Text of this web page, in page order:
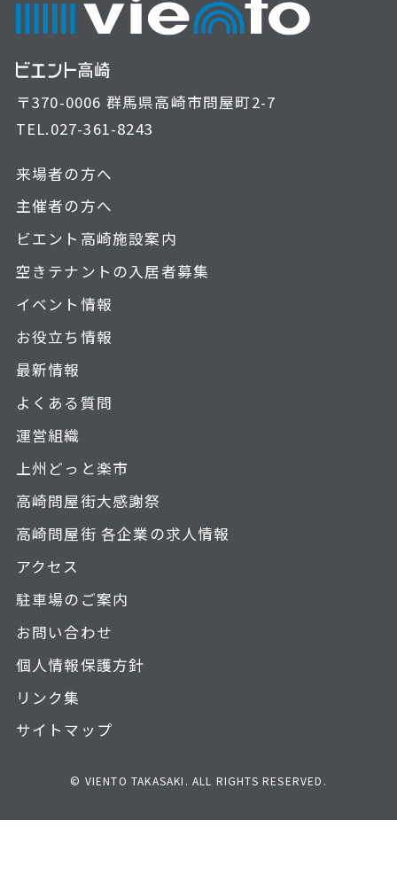
〒370-0006 群馬県高崎市問屋町2-7
TEL.027-361-8243
来場者の方へ
主催者の方へ
ビエント高崎施設案内
空きテナントの入居者募集
イベント情報
お役立ち情報
最新情報
よくある質問
運営組織
上州どっと楽市
高崎問屋街大感謝祭
高崎問屋街 各企業の求人情報
アクセス
駐車場のご案内
お問い合わせ
個人情報保護方針
リンク集
サイトマップ
© VIENTO TAKASAKI. ALL RIGHTS RESERVED.